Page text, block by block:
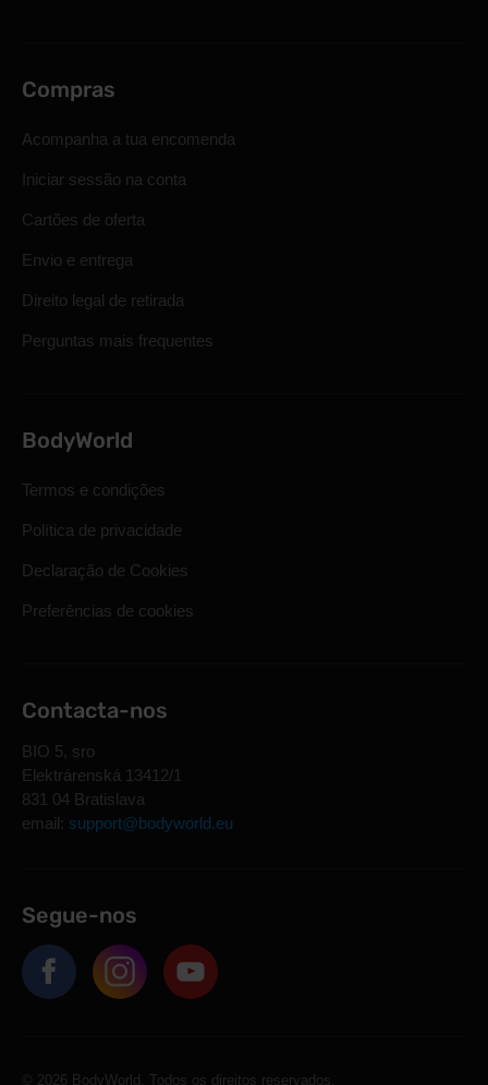
Compras
Acompanha a tua encomenda
Iniciar sessão na conta
Cartões de oferta
Envio e entrega
Direito legal de retirada
Perguntas mais frequentes
BodyWorld
Termos e condições
Política de privacidade
Declaração de Cookies
Preferências de cookies
Contacta-nos
BIO 5, sro
Elektrárenská 13412/1
831 04 Bratislava
email: support@bodyworld.eu
Segue-nos
© 2026 BodyWorld. Todos os direitos reservados.